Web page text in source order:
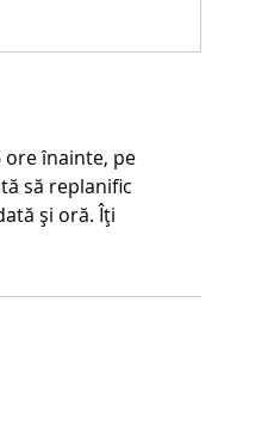
ore înainte, pe
să replanific
și oră. Îți